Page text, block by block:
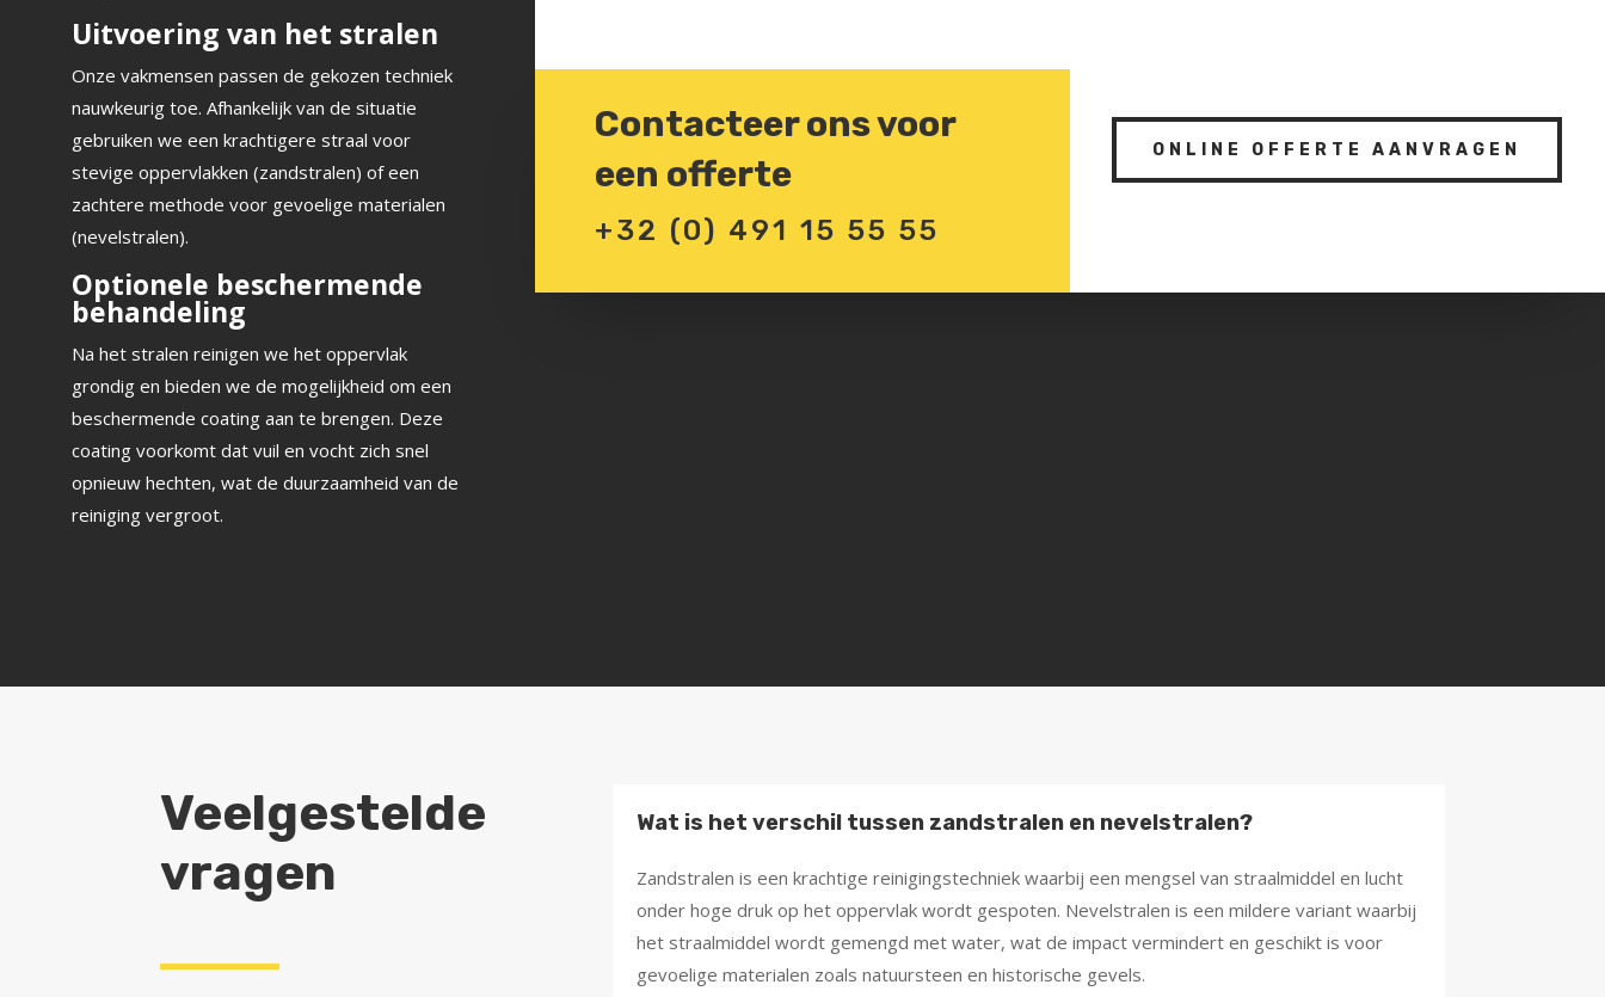
Uitvoering van het stralen
Onze vakmensen passen de gekozen techniek
nauwkeurig toe. Afhankelijk van de situatie
gebruiken we een krachtigere straal voor
stevige oppervlakken (zandstralen) of een
zachtere methode voor gevoelige materialen
(nevelstralen).
Optionele beschermende
behandeling
Na het stralen reinigen we het oppervlak
grondig en bieden we de mogelijkheid om een
beschermende coating aan te brengen. Deze
coating voorkomt dat vuil en vocht zich snel
opnieuw hechten, wat de duurzaamheid van de
reiniging vergroot.
Contacteer ons voor
een offerte
+32 (0) 491 15 55 55
ONLINE OFFERTE AANVRAGEN
Veelgestelde
vragen
Wat is het verschil tussen zandstralen en nevelstralen?
Zandstralen is een krachtige reinigingstechniek waarbij een mengsel van straalmiddel en lucht
onder hoge druk op het oppervlak wordt gespoten. Nevelstralen is een mildere variant waarbij
het straalmiddel wordt gemengd met water, wat de impact vermindert en geschikt is voor
gevoelige materialen zoals natuursteen en historische gevels.